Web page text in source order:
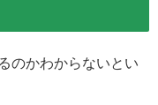
のかわからないとい